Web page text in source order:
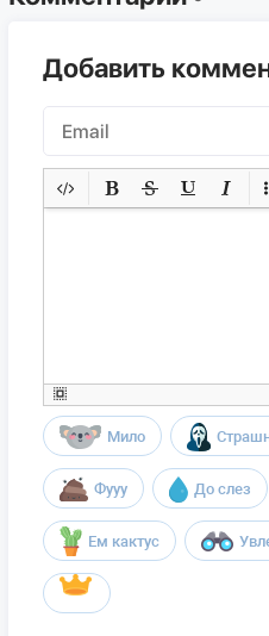
Добавить
Мило
Фууу До слез
Ем кактус